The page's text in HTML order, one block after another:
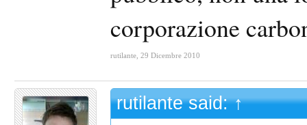
corporazione
rutilante 29 Dicembre 2010
rutilante said:↑